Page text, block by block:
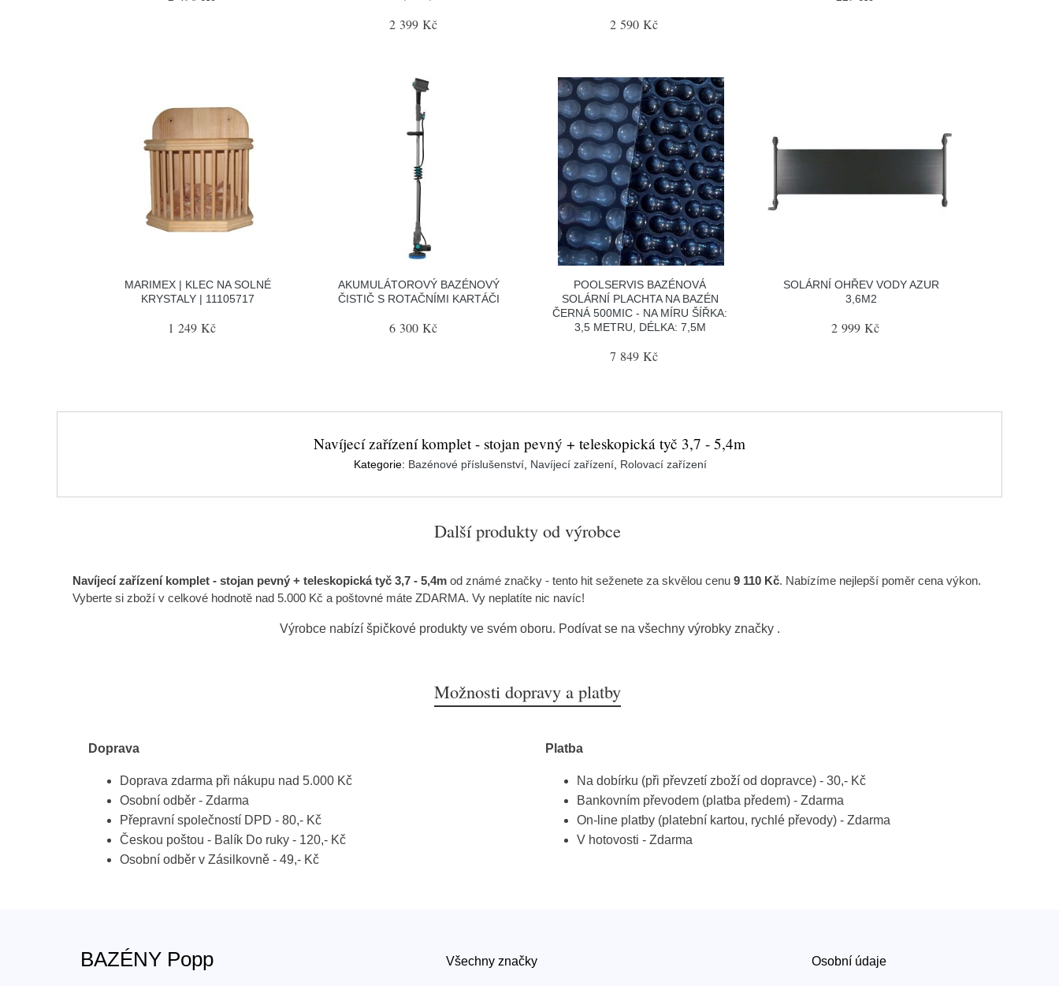
2 399 Kč 2 590 Kč
MARIMEX | KLEC NA SOLNÉ
KRYSTALY | 11105717
1 249 Kč
AKUMULÁTOROVÝ BAZÉNOVÝ
ČISTIČ S ROTAČNÍMI KARTÁČI
6 300 Kč
POOLSERVIS BAZÉNOVÁ
SOLÁRNÍ PLACHTA NA BAZÉN
ČERNÁ 500MIC - NA MÍRU ŠÍŘKA:
3,5 METRU, DÉLKA: 7,5M
7 849 Kč
SOLÁRNÍ OHŘEV VODY AZUR
3,6M2
2 999 Kč
Navíjecí zařízení komplet - stojan pevný + teleskopická tyč 3,7 - 5,4m
Kategorie: Bazénové příslušenství Navíjecí zařízení Rolovací zařízení
Další produkty od výrobce
Navíjecí zařízení komplet - stojan pevný + teleskopická tyč 3,7 - 5,4m od známé značky - tento hit seženete za skvělou cenu 9 110 Kč. Nabízíme nejlepší poměr cena výkon.
Vyberte si zboží v celkové hodnotě nad 5.000 Kč a poštovné máte ZDARMA. Vy neplatíte nic navíc!
Výrobce nabízí špičkové produkty ve svém oboru. Podívat se na všechny výrobky značky .
Možnosti dopravy a platby
Doprava
Doprava zdarma při nákupu nad 5.000 Kč
Osobní odběr - Zdarma
Přepravní společností DPD - 80,- Kč
Českou poštou - Balík Do ruky - 120,- Kč
Osobní odběr v Zásilkovně - 49,- Kč
Platba
Na dobírku (při převzetí zboží od dopravce) - 30,- Kč
Bankovním převodem (platba předem) - Zdarma
On-line platby (platební kartou, rychlé převody) - Zdarma
V hotovosti - Zdarma
BAZÉNY Popp Všechny značky Osobní údaje